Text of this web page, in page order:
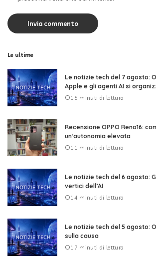
Le ultime
Le notizie tech del 7 agosto:
Apple e gli agenti AI si
15 minuti di lettura
Recensione OPPO Reno16:
un’autonomia elevata
11 minuti di lettura
Le notizie tech del 6 agosto:
vertici dell’AI
14 minuti di lettura
Le notizie tech del 5 agosto:
sulla causa
17 minuti di lettura